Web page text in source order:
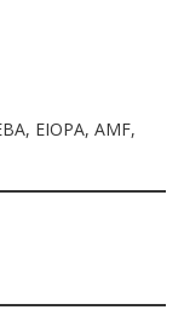
EIOPA, AMF,